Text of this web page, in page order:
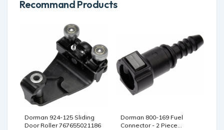
Recommand Products
Dorman 924-125 Sliding
Door Roller 767655021186
Dorman 800-169 Fuel
Connector - 2 Piece